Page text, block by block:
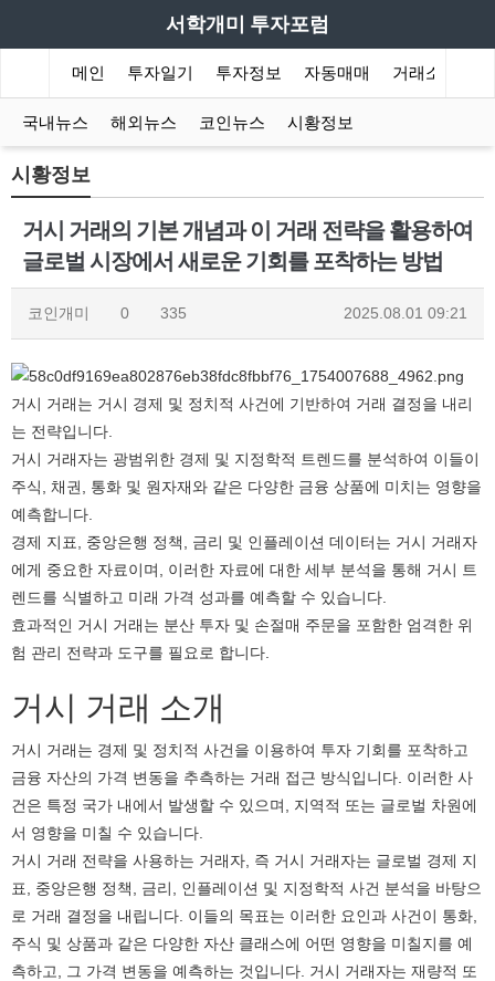
서학개미 투자포럼
메인 투자일기 투자정보 자동매매 거래소
국내뉴스 해외뉴스 코인뉴스 시황정보
시황정보
거시 거래의 기본 개념과 이 거래 전략을 활용하여
글로벌 시장에서 새로운 기회를 포착하는 방법
코인개미 0 335 2025.08.01 09:21
거시 거래는 거시 경제 및 정치적 사건에 기반하여 거래 결정을 내리
는 전략입니다.
거시 거래자는 광범위한 경제 및 지정학적 트렌드를 분석하여 이들이
주식, 채권, 통화 및 원자재와 같은 다양한 금융 상품에 미치는 영향을
예측합니다.
경제 지표, 중앙은행 정책, 금리 및 인플레이션 데이터는 거시 거래자
에게 중요한 자료이며, 이러한 자료에 대한 세부 분석을 통해 거시 트
렌드를 식별하고 미래 가격 성과를 예측할 수 있습니다.
효과적인 거시 거래는 분산 투자 및 손절매 주문을 포함한 엄격한 위
험 관리 전략과 도구를 필요로 합니다.
거시 거래 소개
거시 거래는 경제 및 정치적 사건을 이용하여 투자 기회를 포착하고
금융 자산의 가격 변동을 추측하는 거래 접근 방식입니다. 이러한 사
건은 특정 국가 내에서 발생할 수 있으며, 지역적 또는 글로벌 차원에
서 영향을 미칠 수 있습니다.
거시 거래 전략을 사용하는 거래자, 즉 거시 거래자는 글로벌 경제 지
표, 중앙은행 정책, 금리, 인플레이션 및 지정학적 사건 분석을 바탕으
로 거래 결정을 내립니다. 이들의 목표는 이러한 요인과 사건이 통화,
주식 및 상품과 같은 다양한 자산 클래스에 어떤 영향을 미칠지를 예
측하고, 그 가격 변동을 예측하는 것입니다. 거시 거래자는 재량적 또